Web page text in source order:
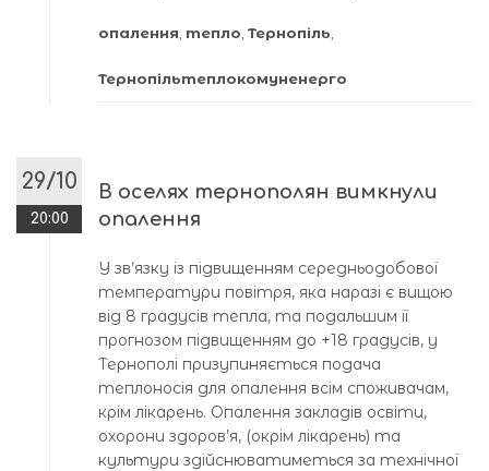
опалення тепло Тернопіль
Тернопільтеплокомуненерго
29/10
20:00
В оселях тернополян вимкнули
опалення
У зв’язку із підвищенням середньодобової
температури повітря, яка наразі є вищою
від 8 градусів тепла, та подальшим її
прогнозом підвищенням до +18 градусів, у
Тернополі призупиняється подача
теплоносія для опалення всім споживачам,
крім лікарень. Опалення закладів освіти,
охорони здоров’я, (окрім лікарень) та
культури здійснюватиметься за технічної